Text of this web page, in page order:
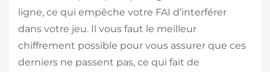
ligne, ce qui empêche votre FAI d’interférer
dans votre jeu. Il vous faut le meilleur
chiffrement possible pour vous assurer que ces
derniers ne passent pas, ce qui fait de